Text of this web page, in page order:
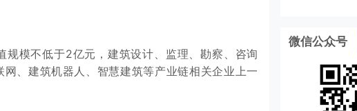
模不低于2亿元，建筑设计、监理、勘察、咨询
、建筑机器人、智慧建筑等产业链相关企业上一
微信公众号